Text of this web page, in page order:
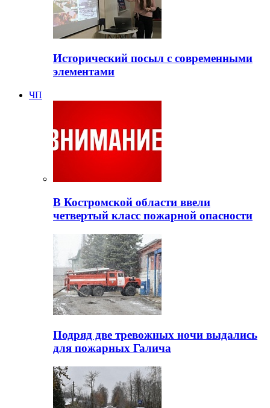
Исторический посыл с современными
элементами
ЧП
В Костромской области ввели
четвертый класс пожарной опасности
Подряд две тревожных ночи выдались
для пожарных Галича